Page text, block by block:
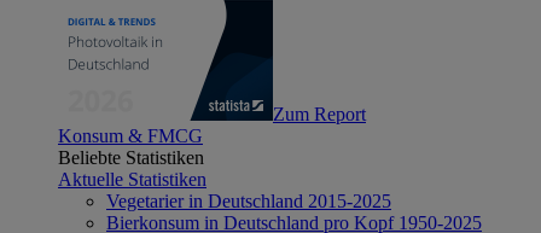
Zum Report
Konsum & FMCG
Beliebte Statistiken
Aktuelle Statistiken
Vegetarier in Deutschland 2015-2025
Bierkonsum in Deutschland pro Kopf 1950-2025